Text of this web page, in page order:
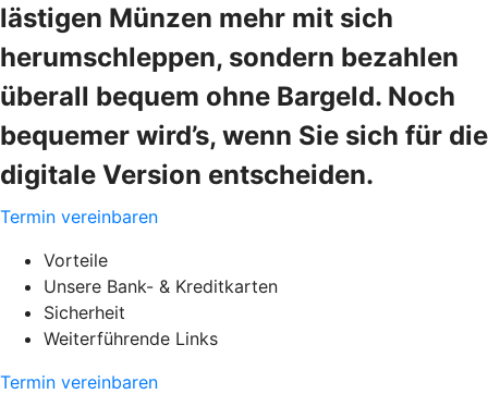
lästigen Münzen mehr mit sich
herumschleppen, sondern bezahlen
überall bequem ohne Bargeld. Noch
bequemer wird’s, wenn Sie sich für die
digitale Version entscheiden.
Termin vereinbaren
Vorteile
Unsere Bank- & Kreditkarten
Sicherheit
Weiterführende Links
Termin vereinbaren